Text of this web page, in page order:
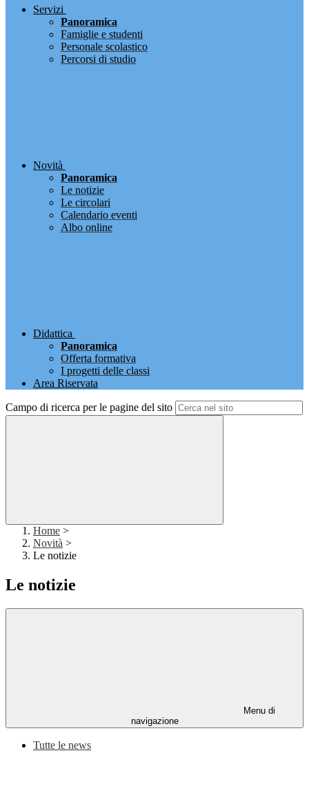
Servizi
Panoramica
Famiglie e studenti
Personale scolastico
Percorsi di studio
Novità
Panoramica
Le notizie
Le circolari
Calendario eventi
Albo online
Didattica
Panoramica
Offerta formativa
I progetti delle classi
Area Riservata
Campo di ricerca per le pagine del sito
Home >
Novità >
Le notizie
Le notizie
Menu di
navigazione
Tutte le news